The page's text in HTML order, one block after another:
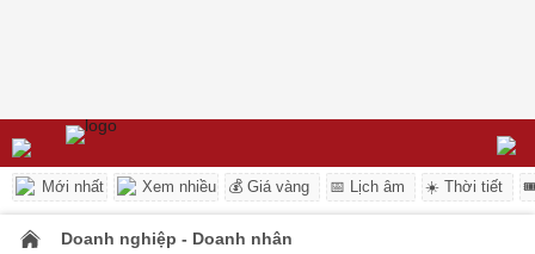
Mới nhất Xem nhiều 💰 Giá vàng 📅 Lịch âm ☀️ Thời tiết
Doanh nghiệp - Doanh nhân